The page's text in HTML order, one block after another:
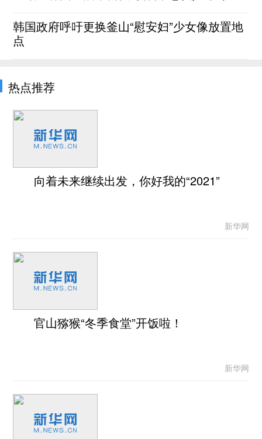
韩国政府呼吁更换釜山“慰安妇”少女像放置地
点
热点推荐
向着未来继续出发，你好我的“2021”
新华网
官山猕猴“冬季食堂”开饭啦！
新华网